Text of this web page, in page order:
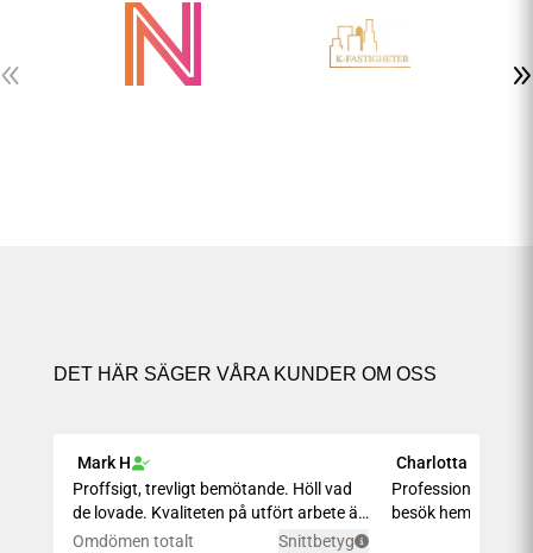
DET HÄR SÄGER VÅRA KUNDER OM OSS